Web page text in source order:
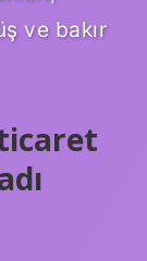
ve bakır